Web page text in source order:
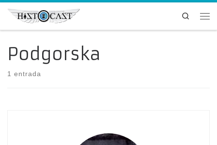
Saltar al contenido
Search
Podgorska
1 entrada